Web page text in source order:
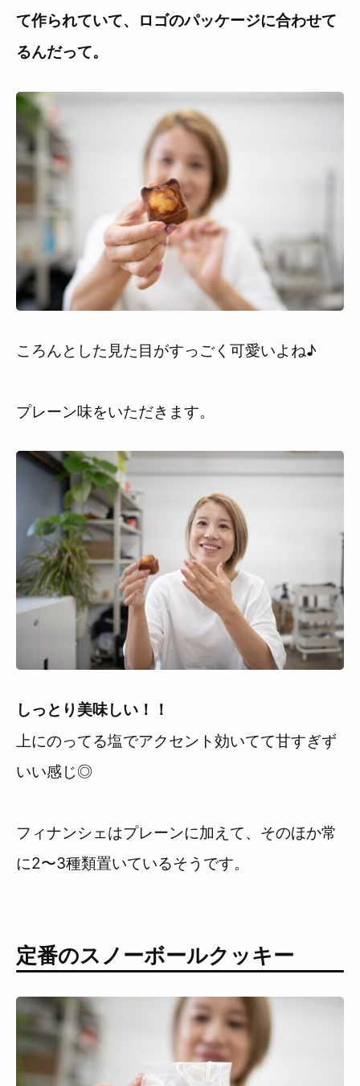
て作られていて、ロゴのパッケージに合わせて
るんだって。
ころんとした見た目がすっごく可愛いよね♪
プレーン味をいただきます。
しっとり美味しい！！
上にのってる塩でアクセント効いてて甘すぎず
いい感じ◎
フィナンシェはプレーンに加えて、そのほか常
に2〜3種類置いているそうです。
定番のスノーボールクッキー